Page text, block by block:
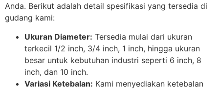
Anda. Berikut adalah detail spesifikasi yang tersedia di
gudang kami:
Ukuran Diameter: Tersedia mulai dari ukuran
terkecil 1/2 inch, 3/4 inch, 1 inch, hingga ukuran
besar untuk kebutuhan industri seperti 6 inch, 8
inch, dan 10 inch.
Variasi Ketebalan: Kami menyediakan ketebalan